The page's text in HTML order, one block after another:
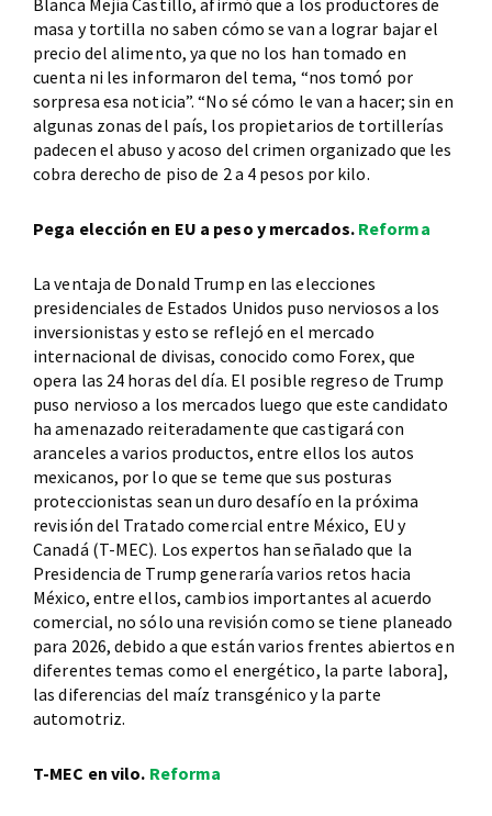
Blanca Mejía Castillo, afirmó que a los productores de
masa y tortilla no saben cómo se van a lograr bajar el
precio del alimento, ya que no los han tomado en
cuenta ni les informaron del tema, “nos tomó por
sorpresa esa noticia”. “No sé cómo le van a hacer; sin en
algunas zonas del país, los propietarios de tortillerías
padecen el abuso y acoso del crimen organizado que les
cobra derecho de piso de 2 a 4 pesos por kilo.
Pega elección en EU a peso y mercados. Reforma
La ventaja de Donald Trump en las elecciones
presidenciales de Estados Unidos puso nerviosos a los
inversionistas y esto se reflejó en el mercado
internacional de divisas, conocido como Forex, que
opera las 24 horas del día. El posible regreso de Trump
puso nervioso a los mercados luego que este candidato
ha amenazado reiteradamente que castigará con
aranceles a varios productos, entre ellos los autos
mexicanos, por lo que se teme que sus posturas
proteccionistas sean un duro desafío en la próxima
revisión del Tratado comercial entre México, EU y
Canadá (T-MEC). Los expertos han señalado que la
Presidencia de Trump generaría varios retos hacia
México, entre ellos, cambios importantes al acuerdo
comercial, no sólo una revisión como se tiene planeado
para 2026, debido a que están varios frentes abiertos en
diferentes temas como el energético, la parte labora],
las diferencias del maíz transgénico y la parte
automotriz.
T-MEC en vilo. Reforma